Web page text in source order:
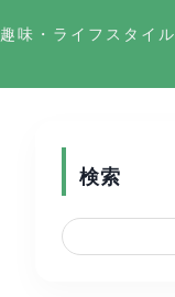
趣味・ライフスタイル
検索